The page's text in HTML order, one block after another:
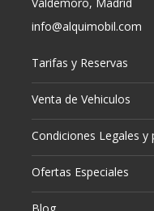
Valdemoro, Madrid
info@alquimobil.com
Tarifas y Reservas
Venta de Vehiculos
Condiciones Legales y
Ofertas Especiales